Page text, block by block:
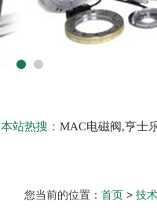
本站热搜： MAC电磁阀,亨士
您当前的位置： 首页 > 技